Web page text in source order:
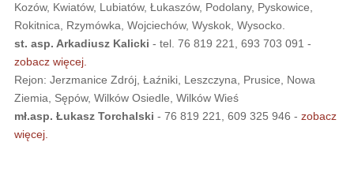
Kozów, Kwiatów, Lubiatów, Łukaszów, Podolany, Pyskowice,
Rokitnica, Rzymówka, Wojciechów, Wyskok, Wysocko.
st. asp. Arkadiusz Kalicki - tel. 76 819 221, 693 703 091 -
zobacz więcej.
Rejon: Jerzmanice Zdrój, Łaźniki, Leszczyna, Prusice, Nowa
Ziemia, Sępów, Wilków Osiedle, Wilków Wieś
mł.asp. Łukasz Torchalski - 76 819 221, 609 325 946 - zobacz
więcej.